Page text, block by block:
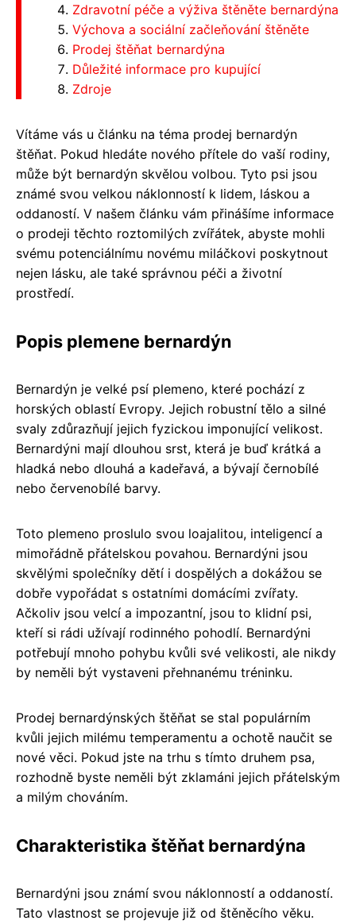
Zdravotní péče a výživa štěněte bernardýna
Výchova a sociální začleňování štěněte
Prodej štěňat bernardýna
Důležité informace pro kupující
Zdroje
Vítáme vás u článku na téma prodej bernardýn
štěňat. Pokud hledáte nového přítele do vaší rodiny,
může být bernardýn skvělou volbou. Tyto psi jsou
známé svou velkou náklonností k lidem, láskou a
oddaností. V našem článku vám přinášíme informace
o prodeji těchto roztomilých zvířátek, abyste mohli
svému potenciálnímu novému miláčkovi poskytnout
nejen lásku, ale také správnou péči a životní
prostředí.
Popis plemene bernardýn
Bernardýn je velké psí plemeno, které pochází z
horských oblastí Evropy. Jejich robustní tělo a silné
svaly zdůrazňují jejich fyzickou imponující velikost.
Bernardýni mají dlouhou srst, která je buď krátká a
hladká nebo dlouhá a kadeřavá, a bývají černobílé
nebo červenobílé barvy.
Toto plemeno proslulo svou loajalitou, inteligencí a
mimořádně přátelskou povahou. Bernardýni jsou
skvělými společníky dětí i dospělých a dokážou se
dobře vypořádat s ostatními domácími zvířaty.
Ačkoliv jsou velcí a impozantní, jsou to klidní psi,
kteří si rádi užívají rodinného pohodlí. Bernardýni
potřebují mnoho pohybu kvůli své velikosti, ale nikdy
by neměli být vystaveni přehnanému tréninku.
Prodej bernardýnských štěňat se stal populárním
kvůli jejich milému temperamentu a ochotě naučit se
nové věci. Pokud jste na trhu s tímto druhem psa,
rozhodně byste neměli být zklamáni jejich přátelským
a milým chováním.
Charakteristika štěňat bernardýna
Bernardýni jsou známí svou náklonností a oddaností.
Tato vlastnost se projevuje již od štěněcího věku.